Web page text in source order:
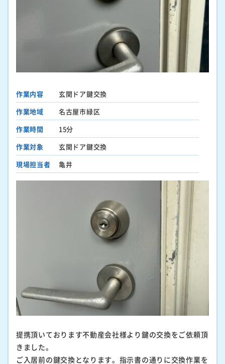
作業内容
玄関ドア鍵交換
作業地域
名古屋市緑区
作業時間
15分
作業対象
玄関ドア鍵交換
現場担当者
亀井
提携頂いております不動産会社様より鍵の交換をご依頼頂
きました。
ご入居前の鍵交換となります。指示書の通りに交換作業を